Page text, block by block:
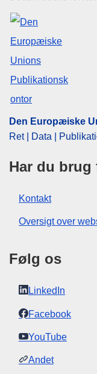
Den Europæiske
Ret | Data |
Har du
Kontakt
Oversigt over
Følg os
LinkedIn
Facebook
YouTube
Andet